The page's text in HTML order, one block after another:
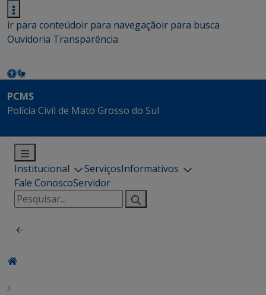
ir para conteúdoir para navegaçãoir para busca
Ouvidoria Transparência
PCMS
Polícia Civil de Mato Grosso do Sul
Institucional ServiçosInformativos
Fale ConoscoServidor
Pesquisar
por: